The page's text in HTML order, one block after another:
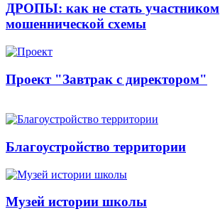
ДРОПЫ: как не стать участником
мошеннической схемы
Проект "Завтрак с директором"
Благоустройство территории
Музей истории школы